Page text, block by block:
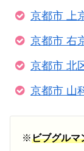
京都市 上
京都市 右
京都市 北
京都市 山
※ビブグルマ